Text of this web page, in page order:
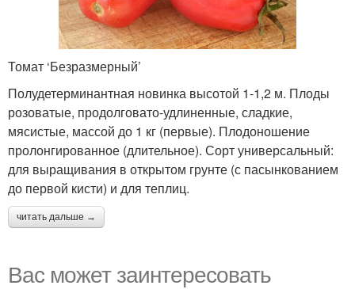
Томат ‘Безразмерный’
Полудетерминантная новинка высотой 1-1,2 м. Плоды
розоватые, продолговато-удлиненные, сладкие,
мясистые, массой до 1 кг (первые). Плодоношение
пролонгированное (длительное). Сорт универсальный:
для выращивания в открытом грунте (с пасынкованием
до первой кисти) и для теплиц.
читать дальше →
Вас может заинтересовать